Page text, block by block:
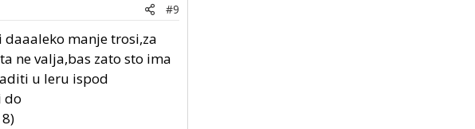
#9
manje trosi,za
ne valja,bas zato sto ima
u leru ispod
do